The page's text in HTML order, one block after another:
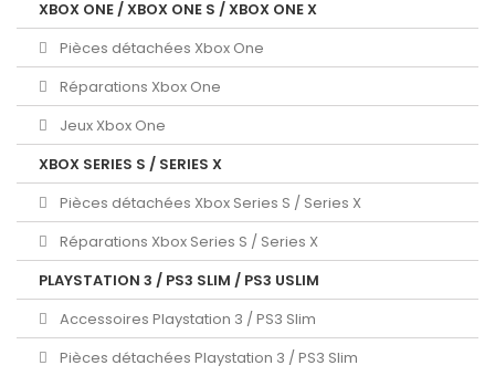
XBOX ONE / XBOX ONE S / XBOX ONE X
Pièces détachées Xbox One
Réparations Xbox One
Jeux Xbox One
XBOX SERIES S / SERIES X
Pièces détachées Xbox Series S / Series X
Réparations Xbox Series S / Series X
PLAYSTATION 3 / PS3 SLIM / PS3 USLIM
Accessoires Playstation 3 / PS3 Slim
Pièces détachées Playstation 3 / PS3 Slim